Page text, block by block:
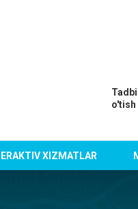
o'tish
XIZMATLAR